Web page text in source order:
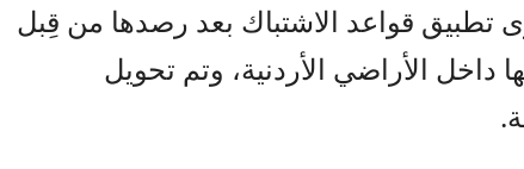
قواعد الاشتباك بعد رصدها من قِبل
الأراضي الأردنية، وتم تحويل